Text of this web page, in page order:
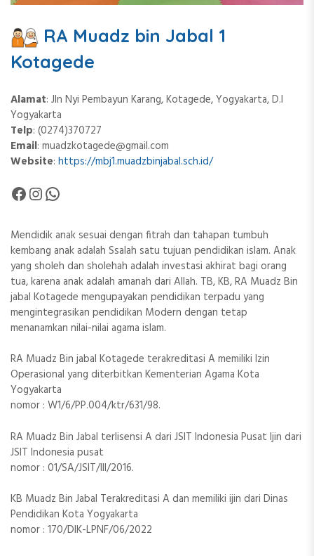
RA Muadz bin Jabal 1
Kotagede
Alamat: Jln Nyi Pembayun Karang, Kotagede, Yogyakarta, D.I
Yogyakarta
Telp: (0274)370727
Email: muadzkotagede@gmail.com
Website: https://mbj1.muadzbinjabal.sch.id/
Facebook InstagramWhatsApp
Mendidik anak sesuai dengan fitrah dan tahapan tumbuh
kembang anak adalah Ssalah satu tujuan pendidikan islam. Anak
yang sholeh dan sholehah adalah investasi akhirat bagi orang
tua, karena anak adalah amanah dari Allah. TB, KB, RA Muadz Bin
jabal Kotagede mengupayakan pendidikan terpadu yang
mengintegrasikan pendidikan Modern dengan tetap
menanamkan nilai-nilai agama islam.
RA Muadz Bin jabal Kotagede terakreditasi A memiliki Izin
Operasional yang diterbitkan Kementerian Agama Kota
Yogyakarta
nomor : W1/6/PP.004/ktr/631/98.
RA Muadz Bin Jabal terlisensi A dari JSIT Indonesia Pusat Ijin dari
JSIT Indonesia pusat
nomor : 01/SA/JSIT/III/2016.
KB Muadz Bin Jabal Terakreditasi A dan memiliki ijin dari Dinas
Pendidikan Kota Yogyakarta
nomor : 170/DIK-LPNF/06/2022